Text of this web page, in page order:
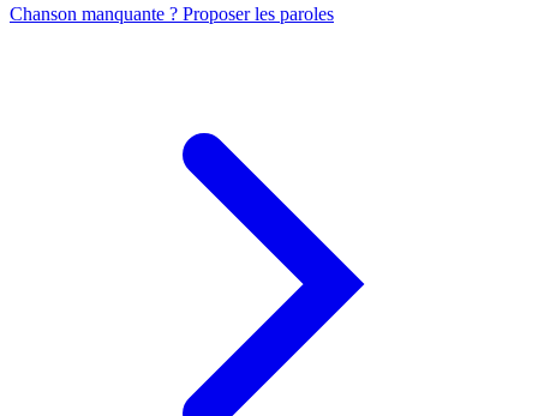
Chanson manquante ? Proposer les paroles